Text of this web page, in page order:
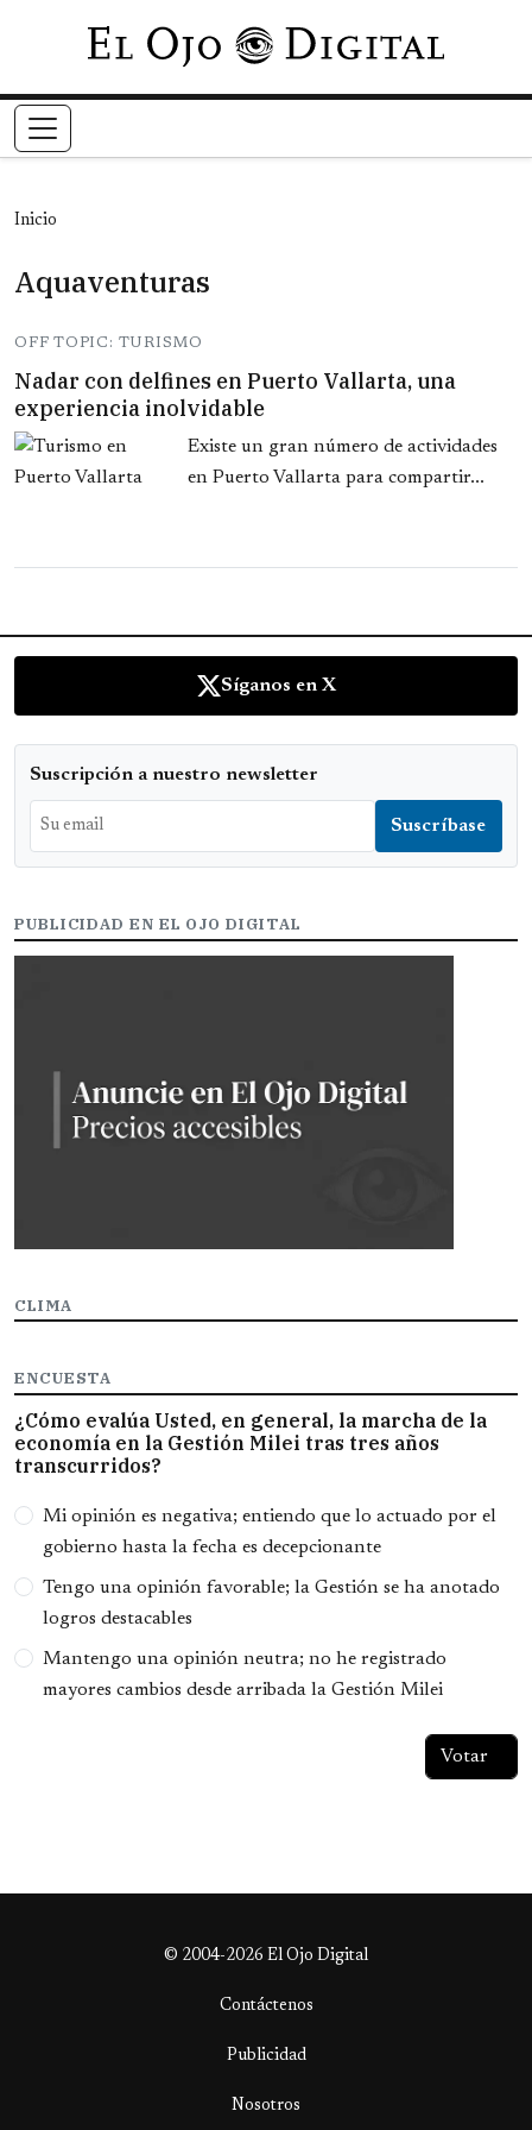
Pasar al contenido principal
Inicio
Aquaventuras
OFF TOPIC: TURISMO
Nadar con delfines en Puerto Vallarta, una
experiencia inolvidable
Existe un gran número de actividades
en Puerto Vallarta para compartir...
Síganos en X
Suscripción a nuestro newsletter
PUBLICIDAD EN EL OJO DIGITAL
CLIMA
ENCUESTA
¿Cómo evalúa Usted, en general, la marcha de la
economía en la Gestión Milei tras tres años
transcurridos?
Opciones
Mi opinión es negativa; entiendo que lo actuado por el
gobierno hasta la fecha es decepcionante
Tengo una opinión favorable; la Gestión se ha anotado
logros destacables
Mantengo una opinión neutra; no he registrado
mayores cambios desde arribada la Gestión Milei
© 2004-2026 El Ojo Digital
Contáctenos
Publicidad
Nosotros